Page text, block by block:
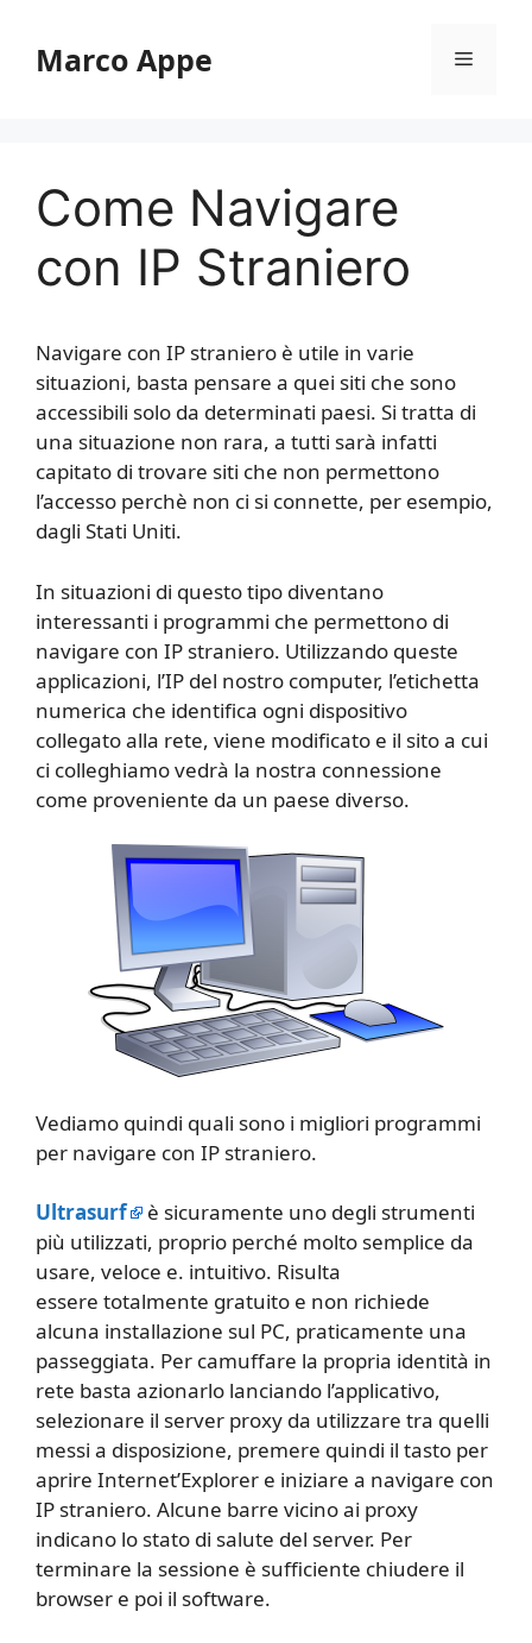
contenuto
Marco Appe Menu
Come Navigare
con IP Straniero
Navigare con IP straniero è utile in varie
situazioni, basta pensare a quei siti che sono
accessibili solo da determinati paesi. Si tratta di
una situazione non rara, a tutti sarà infatti
capitato di trovare siti che non permettono
l’accesso perchè non ci si connette, per esempio,
dagli Stati Uniti.
In situazioni di questo tipo diventano
interessanti i programmi che permettono di
navigare con IP straniero. Utilizzando queste
applicazioni, l’IP del nostro computer, l’etichetta
numerica che identifica ogni dispositivo
collegato alla rete, viene modificato e il sito a cui
ci colleghiamo vedrà la nostra connessione
come proveniente da un paese diverso.
Vediamo quindi quali sono i migliori programmi
per navigare con IP straniero.
Ultrasurf
è sicuramente uno degli strumenti
più utilizzati, proprio perché molto semplice da
usare, veloce e. intuitivo. Risulta
essere totalmente gratuito e non richiede
alcuna installazione sul PC, praticamente una
passeggiata. Per camuffare la propria identità in
rete basta azionarlo lanciando l’applicativo,
selezionare il server proxy da utilizzare tra quelli
messi a disposizione, premere quindi il tasto per
aprire Internet’Explorer e iniziare a navigare con
IP straniero. Alcune barre vicino ai proxy
indicano lo stato di salute del server. Per
terminare la sessione è sufficiente chiudere il
browser e poi il software.